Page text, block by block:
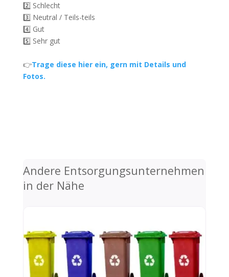
2️⃣ Schlecht
3️⃣ Neutral / Teils-teils
4️⃣ Gut
5️⃣ Sehr gut
👉Trage diese hier ein, gern mit Details und
Fotos.
Andere Entsorgungsunternehmen
in der Nähe